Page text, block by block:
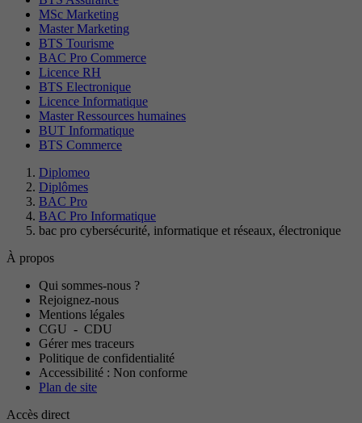
MSc Marketing
Master Marketing
BTS Tourisme
BAC Pro Commerce
Licence RH
BTS Electronique
Licence Informatique
Master Ressources humaines
BUT Informatique
BTS Commerce
Diplomeo
Diplômes
BAC Pro
BAC Pro Informatique
bac pro cybersécurité, informatique et réseaux, électronique
À propos
Qui sommes-nous ?
Rejoignez-nous
Mentions légales
CGU - CDU
Gérer mes traceurs
Politique de confidentialité
Accessibilité : Non conforme
Plan de site
Accès direct